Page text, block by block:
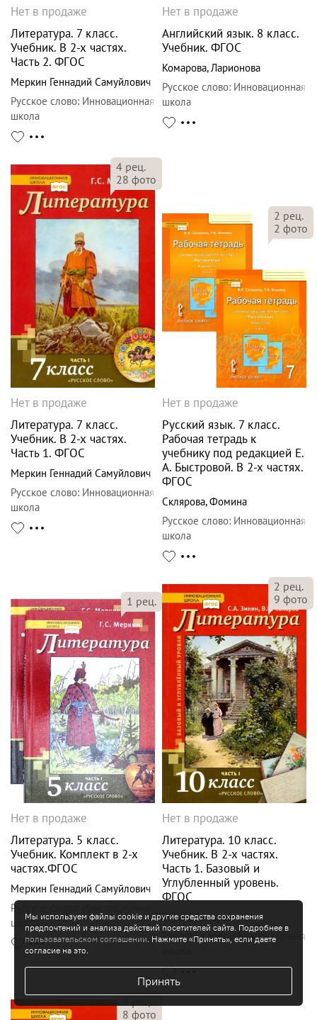
Нет в продаже
Литература. 7 класс.
Учебник. В 2-х частях.
Часть 2. ФГОС
Меркин Геннадий Самуйлович
Русское слово: Инновационная
школа
Нет в продаже
Английский язык. 8 класс.
Учебник. ФГОС
Комарова,Ларионова
Русское слово: Инновационная
школа
4 рец.
28 фото
Нет в продаже
Литература. 7 класс.
Учебник. В 2-х частях.
Часть 1. ФГОС
Меркин Геннадий Самуйлович
Русское слово: Инновационная
школа
2 рец.
2 фото
Нет в продаже
Русский язык. 7 класс.
Рабочая тетрадь к
учебнику под редакцией Е.
А. Быстровой. В 2-х частях.
ФГОС
Склярова,Фомина
Русское слово: Инновационная
школа
1 рец.
Нет в продаже
Литература. 5 класс.
Учебник. Комплект в 2-х
частях.ФГОС
Меркин Геннадий Самуйлович
Русское слово
школа
2 рец.
9 фото
Нет в продаже
Литература. 10 класс.
Учебник. В 2-х частях.
Часть 1. Базовый и
Углубленный уровень.
ФГОС
Зинин,Сахаров
Русское слово: Инновационная
8 фото
Мы используем файлы cookie и другие средства сохранения
предпочтений и анализа действий посетителей сайта. Подробнее в
пользовательском соглашении. Нажмите «Принять», если даете
согласие на это.
Принять